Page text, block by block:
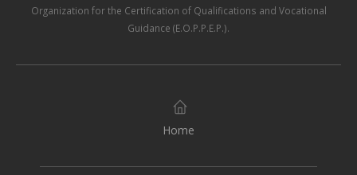
Organization for the Certification of Qualifications and Vocational
Guidance (E.O.P.P.E.P.).
Home